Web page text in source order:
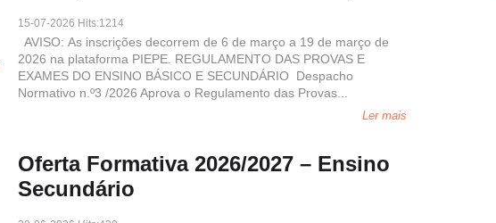
15-07-2026 Hits:1214
AVISO: As inscrições decorrem de 6 de março a 19 de março de
2026 na plataforma PIEPE. REGULAMENTO DAS PROVAS E
EXAMES DO ENSINO BÁSICO E SECUNDÁRIO Despacho
Normativo n.º3 /2026 Aprova o Regulamento das Provas...
Ler mais
Oferta Formativa 2026/2027 – Ensino
Secundário